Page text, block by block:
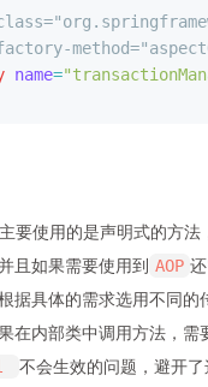
factory-
name=
要使用的是声明式的方法
且如果需要使用到 AOP
据具体的需求选用不同的
在内部类中调用方法，需
不会生效的问题，避开